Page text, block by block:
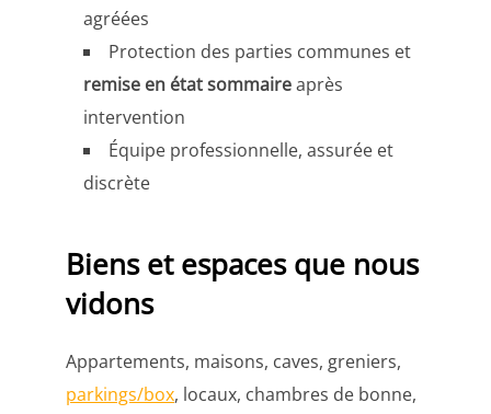
agréées
Protection des parties communes et
remise en état sommaireaprès
intervention
Équipe professionnelle, assurée et
discrète
Biens et espaces que nous
vidons
Appartements, maisons, caves, greniers,
parkings/box, locaux, chambres de bonne,